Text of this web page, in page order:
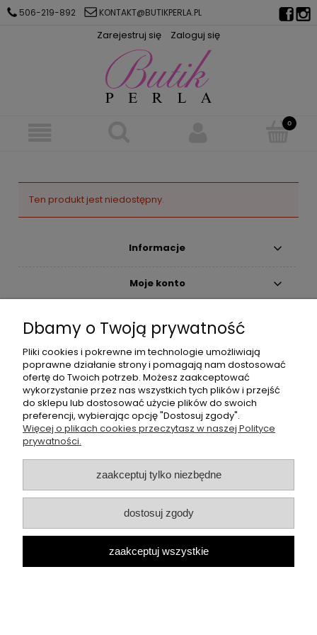
506-219-892 KONTAKT@BUTIKPERLA.PL
Zarejestruj się Zaloguj się
Ten produkt jest niedostępny.
Informacje
Moje konto
Płatności i dostawa
O nas
Butikperla.pl- oferujemy swetry, bluzki, spodnie oraz halki
polskich producentów, takich jak: cocomore, lila lou.
Sklep internetowy Butik Perla | ul. Przemysłowa 11, 42-262
Kolonia Borek |
NIP: 6423150603 | REGON: 389764606
pokaż pełną wersję strony
Dbamy o Twoją prywatność
Pliki cookies i pokrewne im technologie umożliwiają
poprawne działanie strony i pomagają nam dostosować
ofertę do Twoich potrzeb. Możesz zaakceptować
wykorzystanie przez nas wszystkich tych plików i przejść
do sklepu lub dostosować użycie plików do swoich
preferencji, wybierając opcję "Dostosuj zgody".
Więcej o plikach cookies przeczytasz w naszej Polityce
prywatności.
zaakceptuj tylko niezbędne
dostosuj zgody
zaakceptuj wszystkie